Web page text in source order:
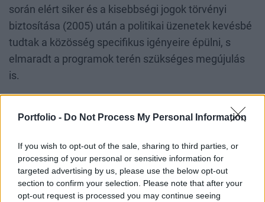
Portfolio - Do Not Process My Personal Information
If you wish to opt-out of the sale, sharing to third parties, or
processing of your personal or sensitive information for
targeted advertising by us, please use the below opt-out
section to confirm your selection. Please note that after your
opt-out request is processed you may continue seeing
során elért siker és a kisebbségi jogok törvényi
biztosítása (2005) után a politikai üzenetek kevésbé
tudtak a közösség specifikus igényeire épülni, s
elmaradt a programok terén szükséges megújulás
is.
a szavazóbázis
egy részét felszívta a rivális sziléziai mozgalom.
A POLITIKAI OLDALAK KÖZÖTTI EGYRE
KIÉLEZETTEBB KÜZDELEM, AMELYNEK TÉTJE
SOKAK SZEMÉBEN A DEMOKRATIKUS JÖVŐ